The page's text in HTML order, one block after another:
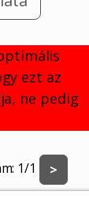
ezt az
ne pedig
1/1 >